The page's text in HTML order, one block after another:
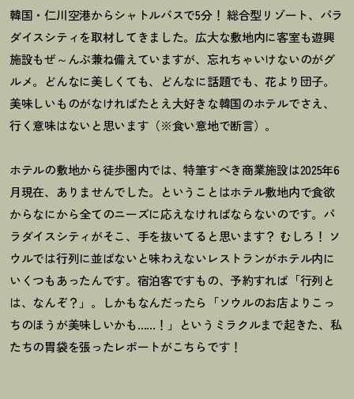
韓国・仁川空港からシャトルバスで5分！ 総合型リゾート、パラ
ダイスシティを取材してきました。広大な敷地内に客室も遊興
施設もぜ～んぶ兼ね備えていますが、忘れちゃいけないのがグ
ルメ。どんなに美しくても、どんなに話題でも、花より団子。
美味しいものがなければたとえ大好きな韓国のホテルでさえ、
行く意味はないと思います（※食い意地で断言）。
ホテルの敷地から徒歩圏内では、特筆すべき商業施設は2025年6
月現在、ありませんでした。ということはホテル敷地内で食欲
からなにから全てのニーズに応えなければならないのです。パ
ラダイスシティがそこ、手を抜いてると思います？ むしろ ！ ソ
ウルでは行列に並ばないと味わえないレストランがホテル内に
いくつもあったんです。宿泊客ですもの、予約すれば「行列と
は、なんぞ？ 」。しかもなんだったら「ソウルのお店よりこっ
ちのほうが美味しいかも…… ！ 」というミラクルまで起きた、私
たちの胃袋を張ったレポートがこちらです ！